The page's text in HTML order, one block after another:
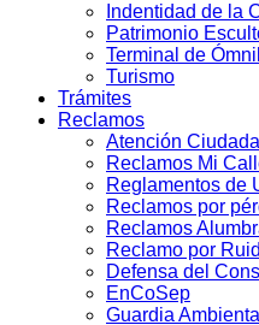
Indentidad de la
Patrimonio
Terminal de
Turismo
Trámites
Reclamos
Atención
Reclamos Mi
Reglamentos de
Reclamos por
Reclamos
Reclamo por
Defensa del
EnCoSep
Guardia Ambiental